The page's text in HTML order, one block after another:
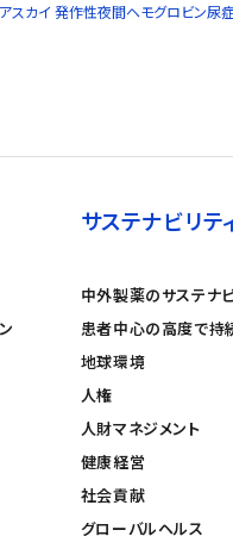
スカイ 発作性夜間ヘモグロビン尿症
サステナビリテ
中外製薬のサステナ
患者中心の高度で持
地球環境
人権
人財マネジメント
健康経営
社会貢献
グローバルヘルス